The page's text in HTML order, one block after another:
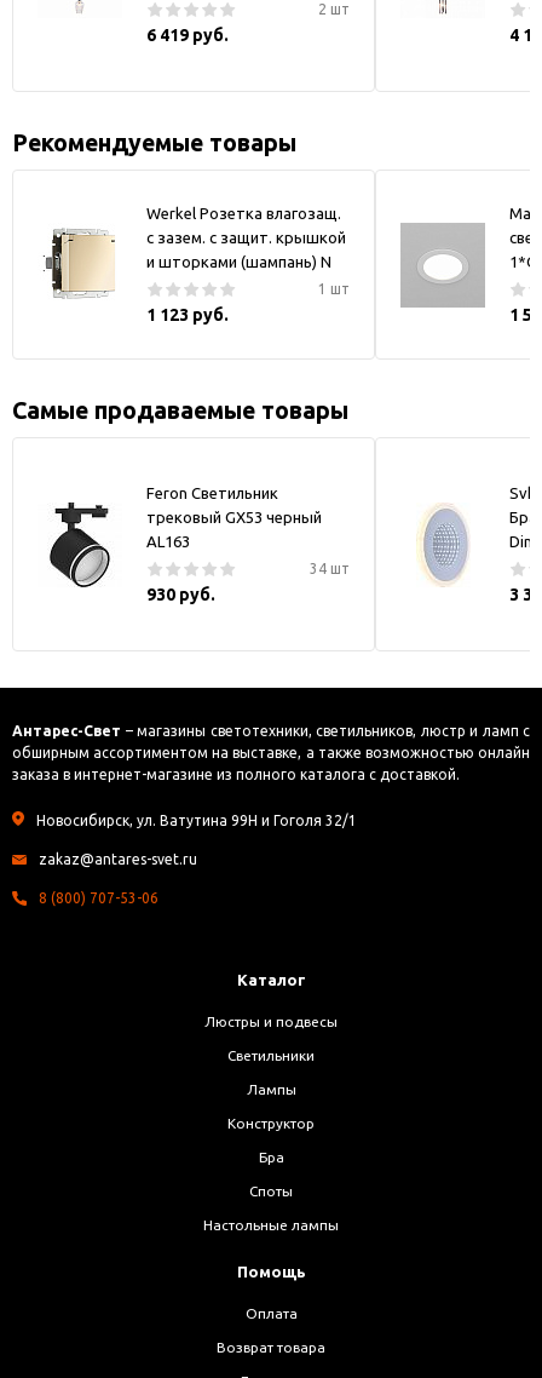
2 шт
6 419 руб. 4
Рекомендуемые товары
Werkel Розетка влагозащ.
с зазем. с защит. крышкой
и шторками (шампань) N
1 шт
1 123 руб. 1
Самые продаваемые товары
Feron Светильник
трековый GX53 черный
AL163
34 шт
930 руб.
Бра
3
Антарес-Свет – магазины светотехники, светильников, люстр и ламп с
обширным ассортиментом на выставке, а также возможностью онлайн
заказа в интернет-магазине из полного каталога с доставкой.
Новосибирск, ул. Ватутина 99Н и Гоголя 32/1
zakaz@antares-svet.ru
8 (800) 707-53-06
Каталог
Люстры и подвесы
Светильники
Лампы
Конструктор
Бра
Споты
Настольные лампы
Помощь
Оплата
Возврат товара